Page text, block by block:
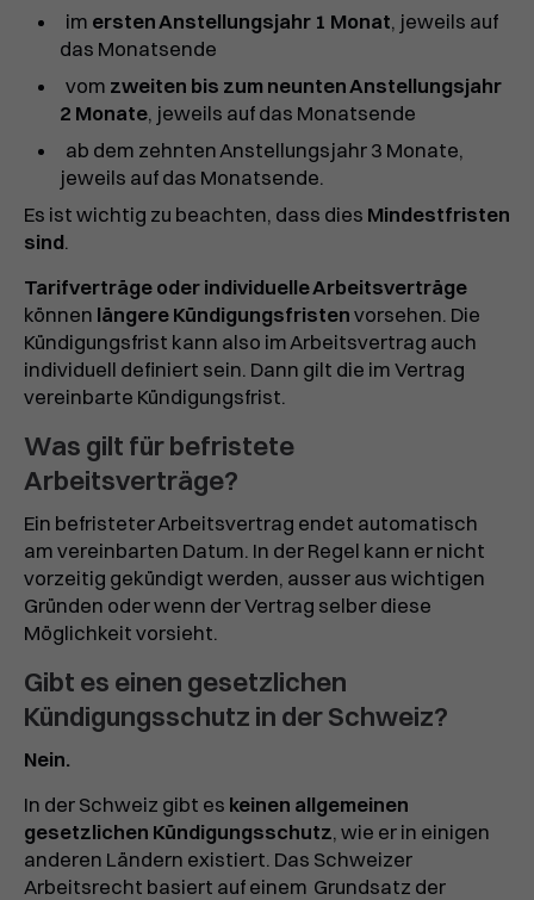
im ersten Anstellungsjahr 1 Monat, jeweils auf
das Monatsende
vom zweiten bis zum neunten Anstellungsjahr
2 Monate, jeweils auf das Monatsende
ab dem zehnten Anstellungsjahr 3 Monate,
jeweils auf das Monatsende.
Es ist wichtig zu beachten, dass dies Mindestfristen
sind.
Tarifverträge oder individuelle Arbeitsverträge
können längere Kündigungsfristen vorsehen. Die
Kündigungsfrist kann also im Arbeitsvertrag auch
individuell definiert sein. Dann gilt die im Vertrag
vereinbarte Kündigungsfrist.
Was gilt für befristete
Arbeitsverträge?
Ein befristeter Arbeitsvertrag endet automatisch
am vereinbarten Datum. In der Regel kann er nicht
vorzeitig gekündigt werden, ausser aus wichtigen
Gründen oder wenn der Vertrag selber diese
Möglichkeit vorsieht.
Gibt es einen gesetzlichen
Kündigungsschutz in der Schweiz?
Nein.
In der Schweiz gibt es keinen allgemeinen
gesetzlichen Kündigungsschutz, wie er in einigen
anderen Ländern existiert. Das Schweizer
Arbeitsrecht basiert auf einem Grundsatz der